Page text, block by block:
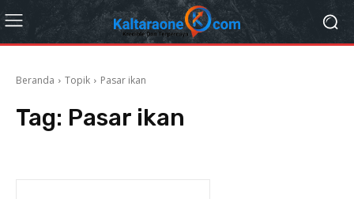
Beranda Topik Pasar ikan
Tag: Pasar ikan